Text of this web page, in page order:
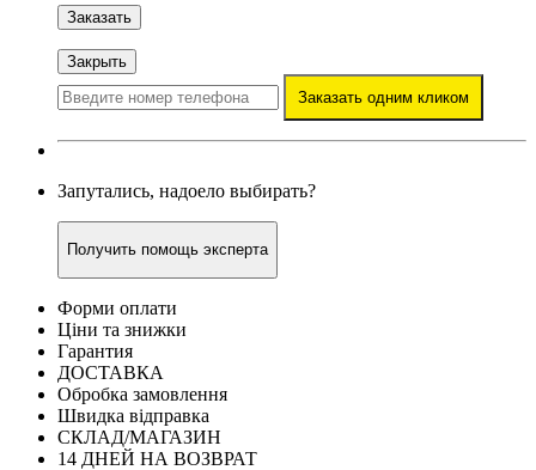
Заказать
Закрыть
Заказать одним кликом
Запутались, надоело выбирать?
Получить помощь эксперта
Форми оплати
Ціни та знижки
Гарантия
ДОСТАВКА
Обробка замовлення
Швидка відправка
СКЛАД/МАГАЗИН
14 ДНЕЙ НА ВОЗВРАТ